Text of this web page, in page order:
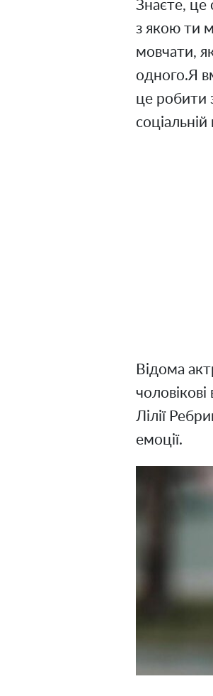
Знаєте,
з якою ти
мовчати,
одного.Я
це робити
Відома
Лілії
емоції.